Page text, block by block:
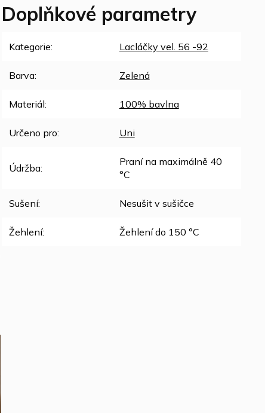
Doplňkové parametry
Kategorie: Lacláčky vel. 56 -92
Barva: Zelená
Materiál: 100% bavlna
Určeno pro: Uni
Údržba:
Praní na maximálně 40
°C
Sušení: Nesušit v sušičce
Žehlení: Žehlení do 150 °C